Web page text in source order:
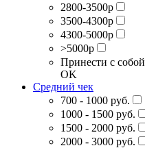
2800-3500р
3500-4300р
4300-5000р
>5000р
Принести с собой
OK
Средний чек
700 - 1000 руб.
1000 - 1500 руб.
1500 - 2000 руб.
2000 - 3000 руб.